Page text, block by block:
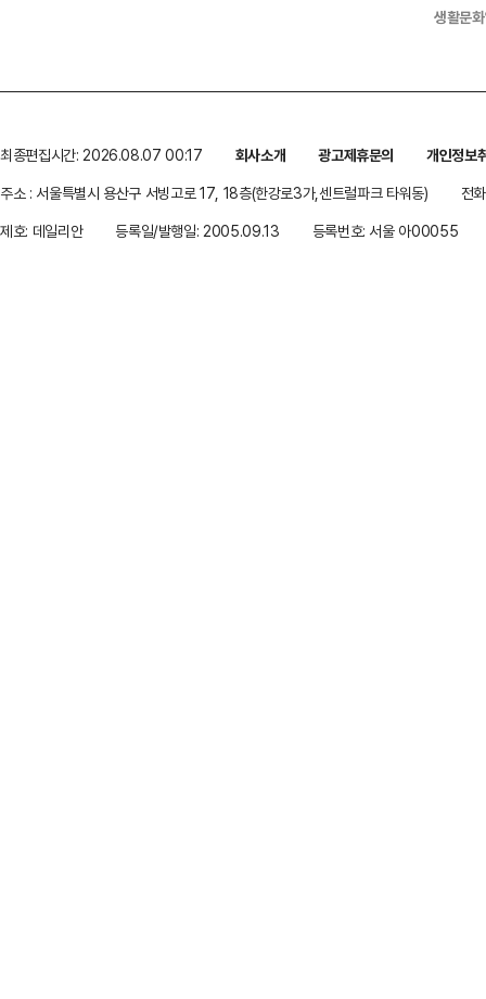
생활문
최종편집시간: 2026.08.07 00:17 회사소개 광고제휴문의
개인정보
주소 : 서울특별시 용산구 서빙고로 17, 18층(한강로3가,센트럴파크 타워동)
전
제호: 데일리안
등록일/발행일: 2005.09.13 등록번호: 서울 아00055